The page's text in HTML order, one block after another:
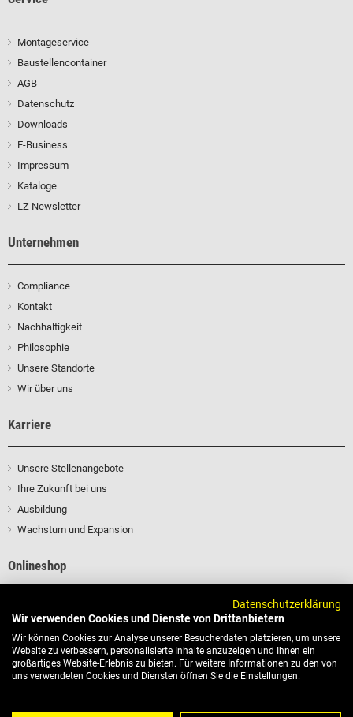
Montageservice
Baustellencontainer
AGB
Datenschutz
Downloads
E-Business
Impressum
Kataloge
LZ Newsletter
Unternehmen
Compliance
Kontakt
Nachhaltigkeit
Philosophie
Unsere Standorte
Wir über uns
Karriere
Unsere Stellenangebote
Ihre Zukunft bei uns
Ausbildung
Wachstum und Expansion
Onlineshop
Profitieren Sie von unserem Fachwissen und unseren Branchenkontakten
Zum Shop
LICHTZENTRALE| Lichtgroßhandel GmbH Tel.: 0981 8903-333
Datenschutzerklärung
Wir verwenden Cookies und Dienste von Drittanbietern
Wir können Cookies zur Analyse unserer Besucherdaten platzieren, um unsere
Website zu verbessern, personalisierte Inhalte anzuzeigen und Ihnen ein
großartiges Website-Erlebnis zu bieten. Für weitere Informationen zu den von
uns verwendeten Cookies und Diensten öffnen Sie die Einstellungen.